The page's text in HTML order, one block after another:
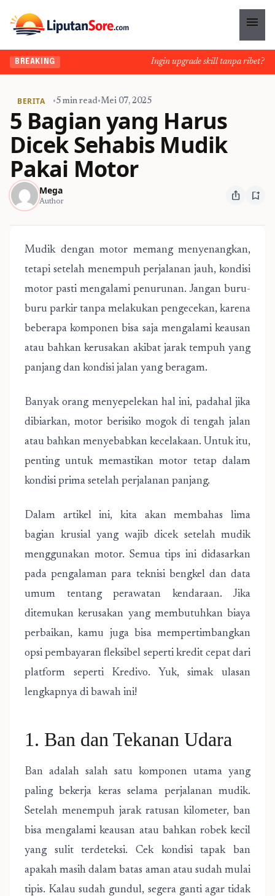
menu
BREAKING Ingin upgrade skill tanpa ribet?
BERITA •5 min read•Mei 07, 2025
5 Bagian yang Harus
Dicek Sehabis Mudik
Pakai Motor
Mega
Author ios_share bookmark_add
Mudik dengan motor memang menyenangkan,
tetapi setelah menempuh perjalanan jauh, kondisi
motor pasti mengalami penurunan. Jangan buru-
buru parkir tanpa melakukan pengecekan, karena
beberapa komponen bisa saja mengalami keausan
atau bahkan kerusakan akibat jarak tempuh yang
panjang dan kondisi jalan yang beragam.
Banyak orang menyepelekan hal ini, padahal jika
dibiarkan, motor berisiko mogok di tengah jalan
atau bahkan menyebabkan kecelakaan. Untuk itu,
penting untuk memastikan motor tetap dalam
kondisi prima setelah perjalanan panjang.
Dalam artikel ini, kita akan membahas lima
bagian krusial yang wajib dicek setelah mudik
menggunakan motor. Semua tips ini didasarkan
pada pengalaman para teknisi bengkel dan data
umum tentang perawatan kendaraan. Jika
ditemukan kerusakan yang membutuhkan biaya
perbaikan, kamu juga bisa mempertimbangkan
opsi pembayaran fleksibel seperti kredit cepat dari
platform seperti Kredivo. Yuk, simak ulasan
lengkapnya di bawah ini!
1. Ban dan Tekanan Udara
Ban adalah salah satu komponen utama yang
paling bekerja keras selama perjalanan mudik.
Setelah menempuh jarak ratusan kilometer, ban
bisa mengalami keausan atau bahkan robek kecil
yang sulit terdeteksi. Cek kondisi tapak ban
apakah masih dalam batas aman atau sudah mulai
tipis. Kalau sudah gundul, segera ganti agar tidak